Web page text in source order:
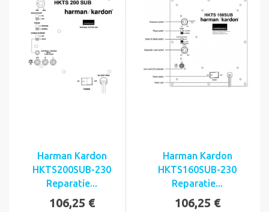
Harman Kardon
HKTS200SUB-230
Reparatie...
106,25 €
Harman Kardon
HKTS160SUB-230
Reparatie...
106,25 €